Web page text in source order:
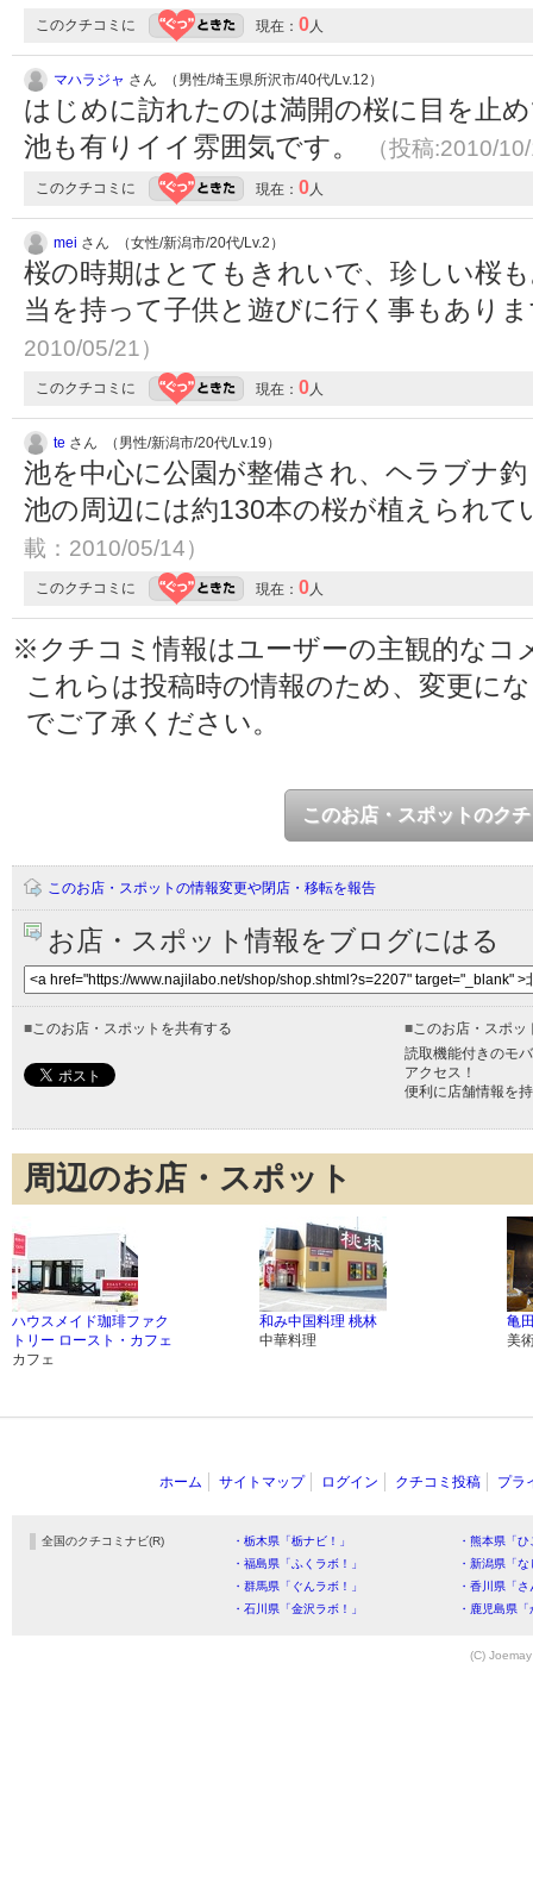
このクチコミに 現在： 0人
マハラジャ さん （男性/埼玉県所沢市/40代/Lv.12）
はじめに訪れたのは満開の桜に目を止
池も有りイイ雰囲気です。
（投稿:2010/
このクチコミに 現在： 0人
mei さん （女性/新潟市/20代/Lv.2）
桜の時期はとてもきれいで、珍しい桜
当を持って子供と遊びに行く事もあり
2010/05/21）
このクチコミに 現在： 0人
te さん （男性/新潟市/20代/Lv.19）
池を中心に公園が整備され、ヘラブナ
池の周辺には約130本の桜が植えられ
載：2010/05/14）
このクチコミに 現在： 0人
※クチコミ情報はユーザーの主観的なコ
これらは投稿時の情報のため、変更に
でご了承ください。
このお店・スポットのク
このお店・スポットの情報変更や閉店・移転を報告
お店・スポット情報をブログにはる
■このお店・スポットを共有する ■このお店・スポッ
読取機能付きのモ
アクセス！
便利に店舗情報を
周辺のお店・スポット
ハウスメイド珈琲ファク
トリー ロースト・カフェ
カフェ
和み中国料理 桃林
中華料理
亀
美
ホーム サイトマップ ログイン クチコミ投稿 プラ
全国のクチコミナビ(R) ・栃木県「栃ナビ！」
・熊本県「
・福島県「ふくラボ！」
・新潟県「
・群馬県「ぐんラボ！」
・香川県「
・石川県「金沢ラボ！」
・鹿児島県
(C)